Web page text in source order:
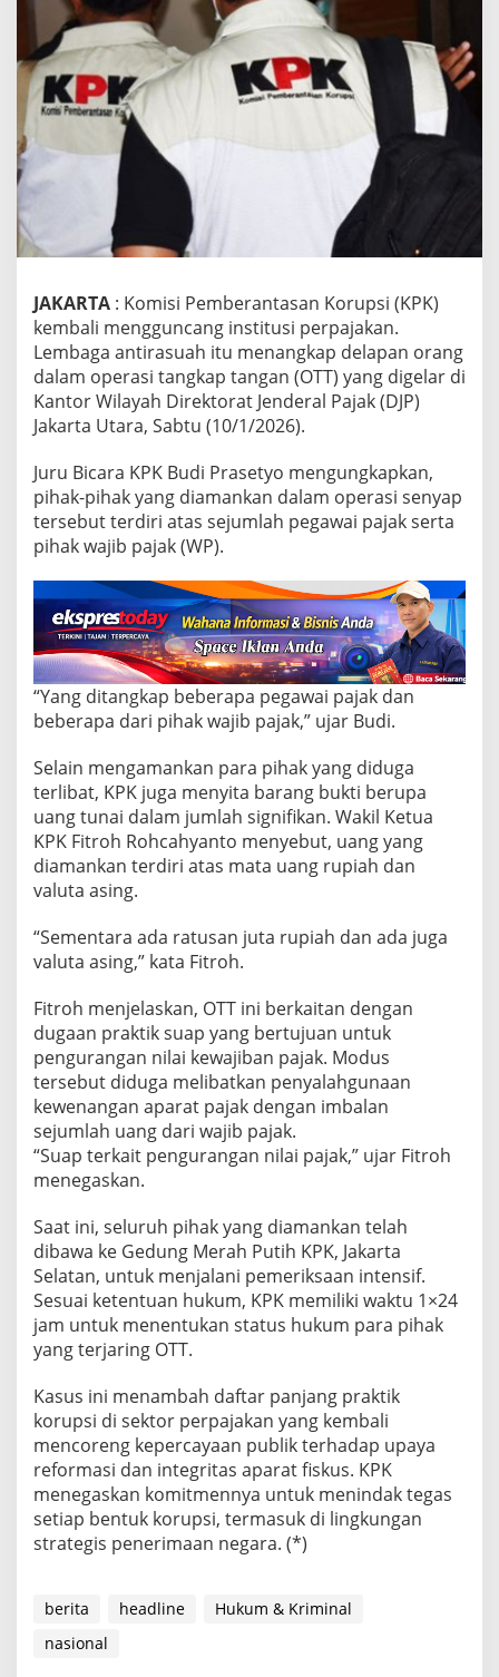
j
k
J
t
a
a
O
r
a
n
g
a
m
a
n
a
n
T
e
r
k
a
i
D
u
g
a
a
n
p
P
n
g
u
r
a
n
g
a
n
j
k
JAKARTA : Komisi Pemberantasan Korupsi (KPK)
kembali mengguncang institusi perpajakan.
Lembaga antirasuah itu menangkap delapan orang
dalam operasi tangkap tangan (OTT) yang digelar di
Kantor Wilayah Direktorat Jenderal Pajak (DJP)
Jakarta Utara, Sabtu (10/1/2026).
Juru Bicara KPK Budi Prasetyo mengungkapkan,
pihak-pihak yang diamankan dalam operasi senyap
tersebut terdiri atas sejumlah pegawai pajak serta
pihak wajib pajak (WP).
“Yang ditangkap beberapa pegawai pajak dan
beberapa dari pihak wajib pajak,” ujar Budi.
Selain mengamankan para pihak yang diduga
terlibat, KPK juga menyita barang bukti berupa
uang tunai dalam jumlah signifikan. Wakil Ketua
KPK Fitroh Rohcahyanto menyebut, uang yang
diamankan terdiri atas mata uang rupiah dan
valuta asing.
“Sementara ada ratusan juta rupiah dan ada juga
valuta asing,” kata Fitroh.
Fitroh menjelaskan, OTT ini berkaitan dengan
dugaan praktik suap yang bertujuan untuk
pengurangan nilai kewajiban pajak. Modus
tersebut diduga melibatkan penyalahgunaan
kewenangan aparat pajak dengan imbalan
sejumlah uang dari wajib pajak.
“Suap terkait pengurangan nilai pajak,” ujar Fitroh
menegaskan.
Saat ini, seluruh pihak yang diamankan telah
dibawa ke Gedung Merah Putih KPK, Jakarta
Selatan, untuk menjalani pemeriksaan intensif.
Sesuai ketentuan hukum, KPK memiliki waktu 1×24
jam untuk menentukan status hukum para pihak
yang terjaring OTT.
Kasus ini menambah daftar panjang praktik
korupsi di sektor perpajakan yang kembali
mencoreng kepercayaan publik terhadap upaya
reformasi dan integritas aparat fiskus. KPK
menegaskan komitmennya untuk menindak tegas
setiap bentuk korupsi, termasuk di lingkungan
strategis penerimaan negara. (*)
berita headline
Hukum & Kriminal
nasional